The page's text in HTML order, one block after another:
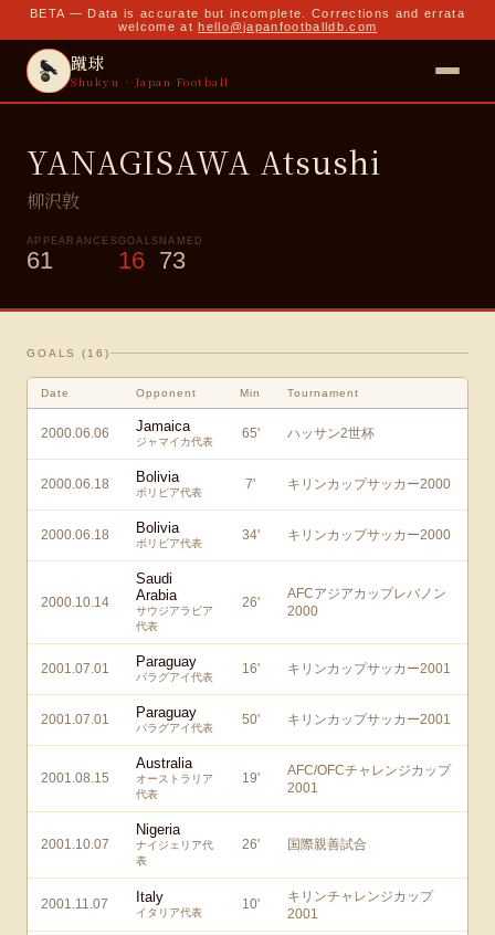
BETA — Data is accurate but incomplete. Corrections and errata
welcome at hello@japanfootballdb.com
蹴球
Shukyu · Japan Football
YANAGISAWA Atsushi
柳沢敦
APPEARANCES
61
GOALS
16
NAMED
73
GOALS ( 16 )
Date Opponent Min Tournament
2000.06.06 Jamaica
ジャマイカ代表
65' ハッサン2世杯
2000.06.18 Bolivia
ボリビア代表
7' キリンカップサッカー2000
2000.06.18 Bolivia
ボリビア代表
34' キリンカップサッカー2000
2000.10.14
Saudi
Arabia
サウジアラビア
代表
26'
AFCアジアカップレバノン
2000
2001.07.01 Paraguay
パラグアイ代表
16' キリンカップサッカー2001
2001.07.01 Paraguay
パラグアイ代表
50' キリンカップサッカー2001
2001.08.15
Australia
オーストラリア
代表
19'
AFC/OFCチャレンジカップ
2001
2001.10.07
Nigeria
ナイジェリア代
表
26' 国際親善試合
2001.11.07 Italy
イタリア代表
10'
キリンチャレンジカップ
2001